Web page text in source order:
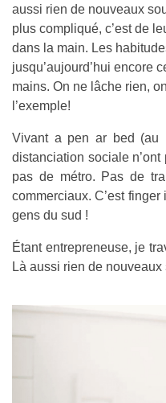
aussi rien de nouveaux
plus compliqué, c’est de
dans la main. Les
jusqu’aujourd’hui encore
mains. On ne lâche rien,
l’exemple!
Vivant a pen ar bed (au
distanciation sociale
pas de métro. Pas de
commerciaux. C’est finger
gens du sud !
Étant entrepreneuse, je
Là aussi rien de